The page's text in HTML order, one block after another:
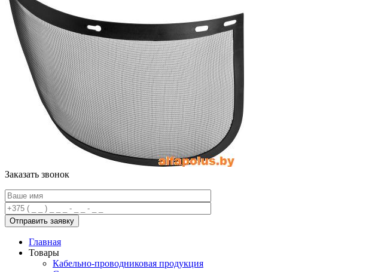
Заказать звонок
Главная
Товары
Кабельно-проводниковая продукция